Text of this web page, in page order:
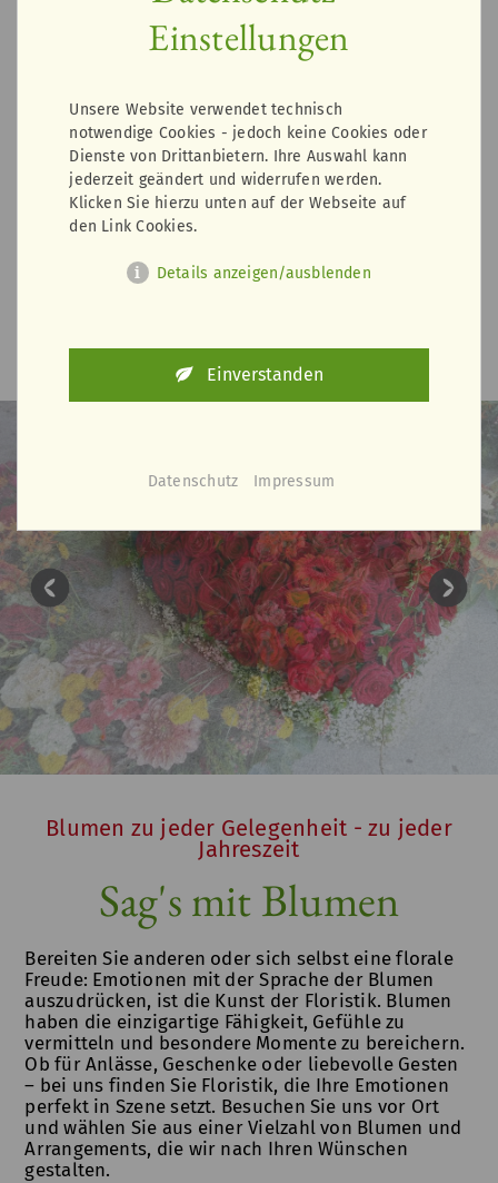
den Wunsch nach Frieden.
Sargschmuck, die Urnenkränze und Trauerkränze
mit größter Sorgfalt und Einfühlungsvermögen zu
gestalten. Jede Blume, jede Farbe und jedes Detail
wird bedacht ausgewählt, um eine Atmosphäre des
Abschieds zu schaffen, die den Verstorbenen ehrt
und den Hinterbliebenen Trost spendet. So wird
der letzte Abschied zu einem würdevollen Moment,
Blumen zu jeder Gelegenheit - zu jeder
Jahreszeit
Sag's mit Blumen
Bereiten Sie anderen oder sich selbst eine florale
Freude: Emotionen mit der Sprache der Blumen
auszudrücken, ist die Kunst der Floristik. Blumen
haben die einzigartige Fähigkeit, Gefühle zu
vermitteln und besondere Momente zu bereichern.
Ob für Anlässe, Geschenke oder liebevolle Gesten
– bei uns finden Sie Floristik, die Ihre Emotionen
perfekt in Szene setzt. Besuchen Sie uns vor Ort
und wählen Sie aus einer Vielzahl von Blumen und
Arrangements, die wir nach Ihren Wünschen
gestalten.
Einstellungen
Unsere Website verwendet technisch
notwendige Cookies - jedoch keine Cookies oder
Dienste von Drittanbietern. Ihre Auswahl kann
jederzeit geändert und widerrufen werden.
Klicken Sie hierzu unten auf der Webseite auf
den Link Cookies.
Details anzeigen/ausblenden
Einverstanden
Datenschutz Impressum